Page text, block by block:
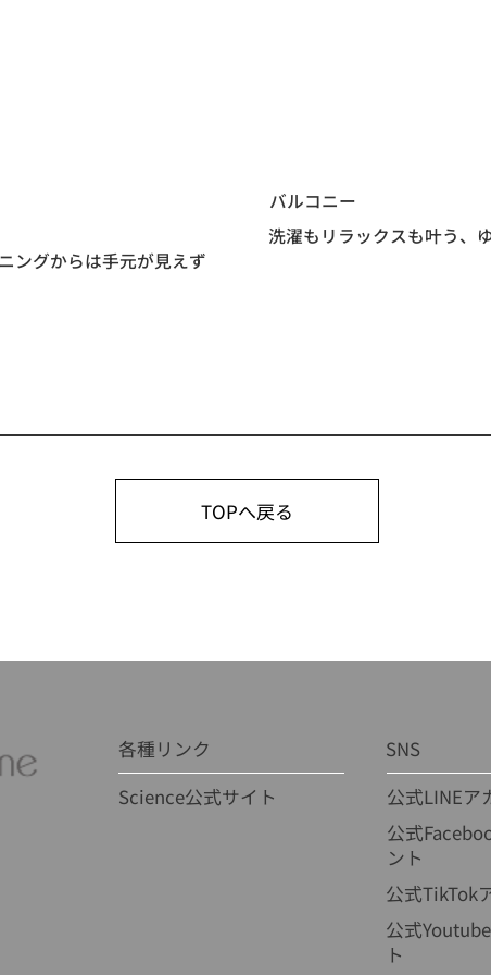
ングからは手元が見えず
バルコニー
洗濯もリラックスも叶う、
TOPへ戻る
各種リンク
Science公式サイト
SNS
公式LINEア
公式
ント
公式TikTok
公式
ト